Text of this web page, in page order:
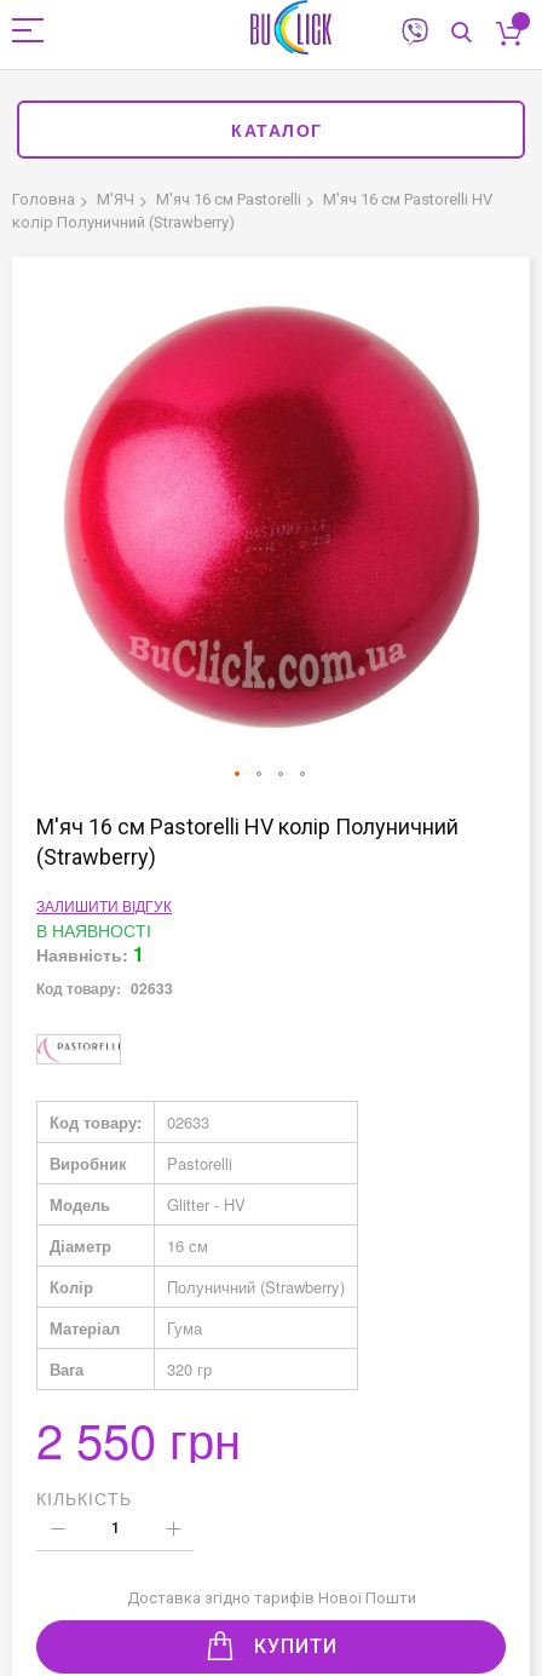
КАТАЛОГ
Головна М'ЯЧ М'яч 16 см Pastorelli
М'яч 16 см Pastorelli HV
колір Полуничний (Strawberry)
до
початку
галереї
М'яч 16 см Pastorelli HV колір Полуничний
(Strawberry)
ЗАЛИШИТИ ВІДГУК
В НАЯВНОСТІ
Наявність: 1
Код товару: 02633
Докладніше
Код товару:
02633
Виробник
Pastorelli
Модель
Glitter - HV
Діаметр
16 см
Колір
Полуничний (Strawberry)
Матеріал
Гума
Вага
320 гр
2 550 грн
КІЛЬКІСТЬ
Доставка згідно тарифів Нової Пошти
КУПИТИ